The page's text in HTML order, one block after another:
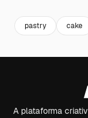
pastry cake
A plataforma